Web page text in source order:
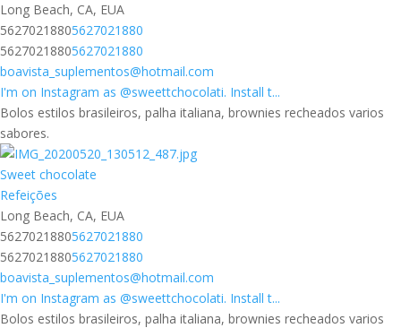
Long Beach, CA, EUA
56270218805627021880
56270218805627021880
boavista_suplementos@hotmail.com
I'm on Instagram as @sweettchocolati. Install t...
Bolos estilos brasileiros, palha italiana, brownies recheados varios
sabores.
Sweet chocolate
Refeições
Long Beach, CA, EUA
56270218805627021880
56270218805627021880
boavista_suplementos@hotmail.com
I'm on Instagram as @sweettchocolati. Install t...
Bolos estilos brasileiros, palha italiana, brownies recheados varios